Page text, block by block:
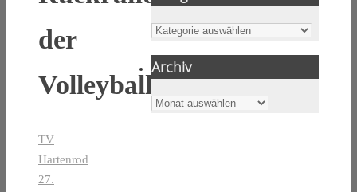
der
Volleyballer
TV
Hartenrod
27.
Kategorien
Archiv
Archiv